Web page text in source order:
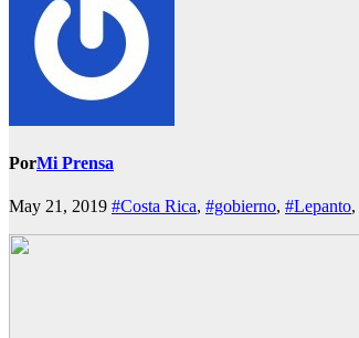
PorMi Prensa
May 21, 2019 #Costa Rica, #gobierno, #Lepanto,